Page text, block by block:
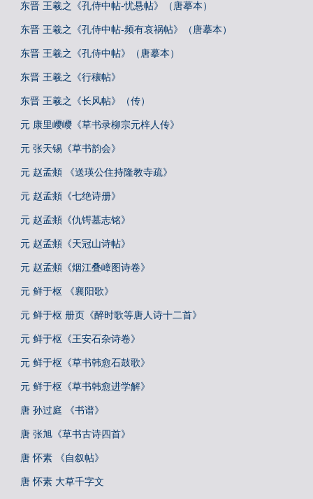
东晋 王羲之《孔侍中帖-忧悬帖》（唐摹本）
东晋 王羲之《孔侍中帖-频有哀祸帖》（唐摹本）
东晋 王羲之《孔侍中帖》（唐摹本）
东晋 王羲之《行穰帖》
东晋 王羲之《长风帖》（传）
元 康里巎巎《草书录柳宗元梓人传》
元 张天锡《草书韵会》
元 赵孟頫 《送瑛公住持隆教寺疏》
元 赵孟頫《七绝诗册》
元 赵孟頫《仇锷墓志铭》
元 赵孟頫《天冠山诗帖》
元 赵孟頫《烟江叠嶂图诗卷》
元 鲜于枢 《襄阳歌》
元 鲜于枢 册页《醉时歌等唐人诗十二首》
元 鲜于枢《王安石杂诗卷》
元 鲜于枢《草书韩愈石鼓歌》
元 鲜于枢《草书韩愈进学解》
唐 孙过庭 《书谱》
唐 张旭《草书古诗四首》
唐 怀素 《自叙帖》
唐 怀素 大草千字文